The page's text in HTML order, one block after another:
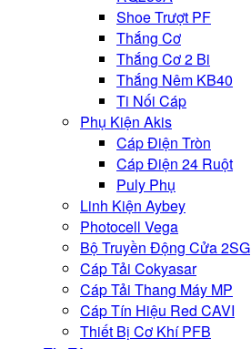
Shoe Trượt PF
Thắng Cơ
Thắng Cơ 2 Bi
Thắng Nêm KB40
Ti Nối Cáp
Phụ Kiện Akis
Cáp Điện Tròn
Cáp Điện 24 Ruột
Puly Phụ
Linh Kiện Aybey
Photocell Vega
Bộ Truyền Động Cửa 2SG
Cáp Tải Cokyasar
Cáp Tải Thang Máy MP
Cáp Tín Hiệu Red CAVI
Thiết Bị Cơ Khí PFB